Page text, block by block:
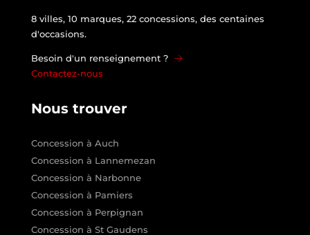
8 villes, 10 marques, 22 concessions, des centaines
d'occasions.
Besoin d'un renseignement ?
Contactez-nous
Nous trouver
Concession à Auch
Concession à Lannemezan
Concession à Narbonne
Concession à Pamiers
Concession à Perpignan
Concession à St Gaudens